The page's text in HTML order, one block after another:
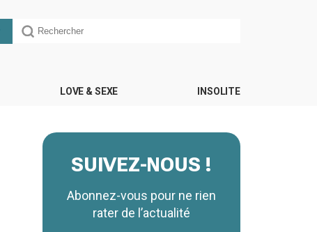
LOVE & SEXE INSOLITE
SUIVEZ-NOUS !
Abonnez-vous pour ne rien
rater de l’actualité